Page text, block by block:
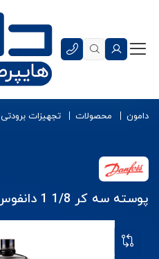
دامون محصولات تجهیزات برودتی
پوسته سه کر 1/8 1 دانفوس سری DCR1449